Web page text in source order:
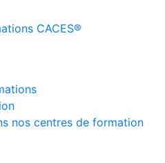
CACES®
nos centres de formation